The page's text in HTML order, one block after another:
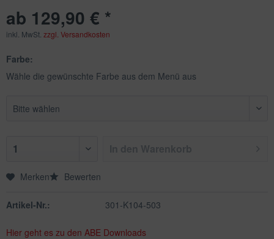
ab 129,90 € *
inkl. MwSt. zzgl. Versandkosten
Farbe:
Wähle die gewünschte Farbe aus dem Menü aus
Merken Bewerten
Artikel-Nr.: 301-K104-503
Hier geht es zu den ABE Downloads